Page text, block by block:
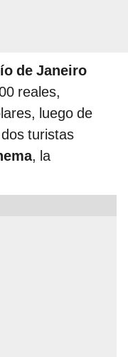
de Janeiro
reales,
luego de
turistas
, la